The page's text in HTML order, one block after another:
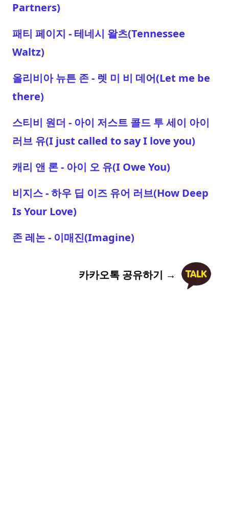
Partners)
패티 페이지 - 테네시 왈츠(Tennessee
Waltz)
올리비아 뉴튼 존 - 렛 미 비 데어(Let me be
there)
스티비 원더 - 아이 저스트 콜드 투 세이 아이
러브 유(I just called to say I love you)
캐리 앤 론 - 아이 오 유(I Owe You)
비지스 - 하우 딥 이즈 유어 러브(How Deep
Is Your Love)
존 레논 - 이매진(Imagine)
카카오톡 공유하기 →